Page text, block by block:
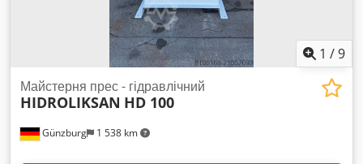
система, світловий бар’єр Стан: Вживаний Ціна: За запитом
1 /9
Günzburg 1 538 km
Майстерня прес - гідравлічний
HIDROLIKSAN HD 100